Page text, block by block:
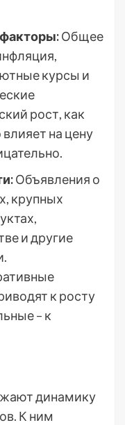
Общее
курсы и
рост, как
на цену
Объявления о
крупных
и другие
к росту
– к
динамику
К ним